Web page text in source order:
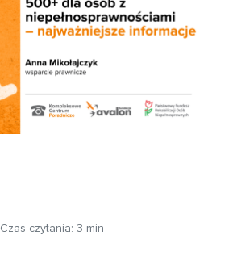
Czas czytania: 3 min